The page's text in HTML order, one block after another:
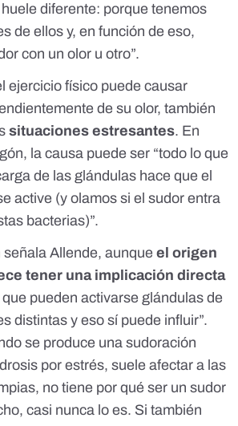
diferente: porque tenemos
de ellos y, en función de eso,
con un olor u otro”.
ejercicio físico puede causar
de su olor, también
situaciones estresantes. En
la causa puede ser “todo lo que
de las glándulas hace que el
active (y olamos si el sudor entra
bacterias)”.
Allende, aunque el origen
tener una implicación directa
que pueden activarse glándulas de
distintas y eso sí puede influir”.
se produce una sudoración
por estrés, suele afectar a las
no tiene por qué ser un sudor
casi nunca lo es. Si también